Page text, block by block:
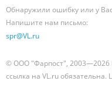
Обнаружили ошибку или у
Напишите нам письмо:
spr@VL.ru
© ООО "Фарпост", 2003—2026
ссылка на VL.ru